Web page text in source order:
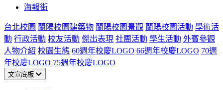
海報街
台北校園 蘭陽校園建築物 蘭陽校園景觀 蘭陽校園活動 學術活
動 行政活動 校友活動 傑出表現 社團活動 學生活動 外賓參觀
人物介紹 校園生態 60週年校慶LOGO 66週年校慶LOGO 70週
年校慶LOGO 75週年校慶LOGO
文宣底板